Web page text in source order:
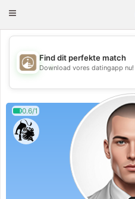
Toggle
💖
💕
Find dit perfekte match
Download vores datingapp nu!
0.6/1